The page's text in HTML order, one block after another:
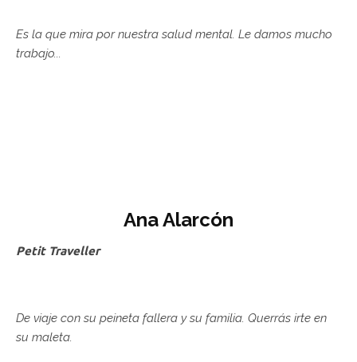
Es la que mira por nuestra salud mental. Le damos mucho
trabajo...
Ana Alarcón
Petit Traveller
De viaje con su peineta fallera y su familia. Querrás irte en
su maleta.